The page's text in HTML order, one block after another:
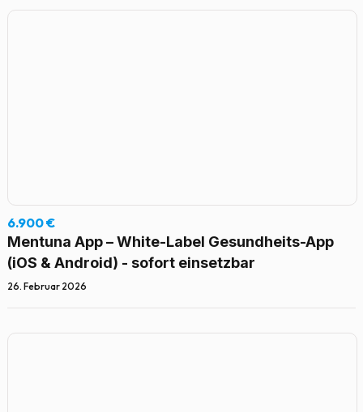
6.900 €
Mentuna App – White-Label Gesundheits-App
(iOS & Android) - sofort einsetzbar
26. Februar 2026